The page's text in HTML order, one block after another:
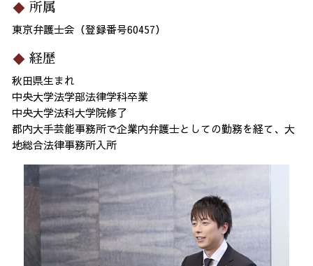
所属
東京弁護士会（登録番号60457）
経歴
秋田県生まれ
中央大学法学部法律学科卒業
中央大学法科大学院修了
都内大手芸能事務所で企業内弁護士としての勤務を経て、大
地総合法律事務所入所